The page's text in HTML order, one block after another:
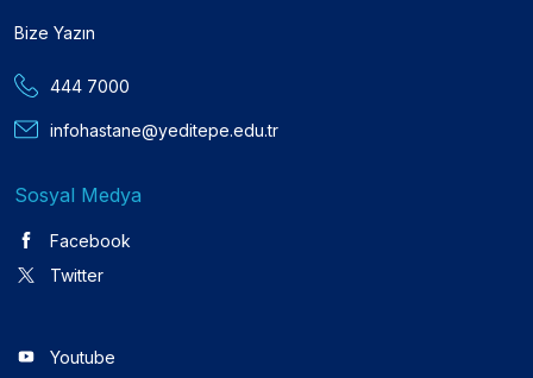
Bize Yazın
444 7000
infohastane@yeditepe.edu.tr
Sosyal Medya
Facebook
Twitter
Youtube